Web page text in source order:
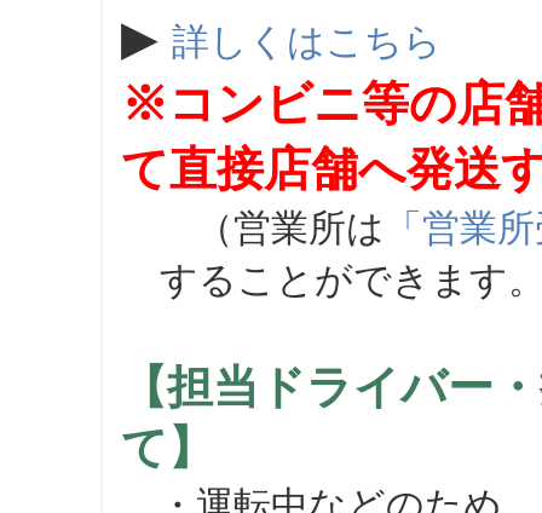
▶ 詳しくはこちら
※コンビニ等の店
て直接店舗へ発送
（営業所は 「営業
することができます
【担当ドライバー
て】